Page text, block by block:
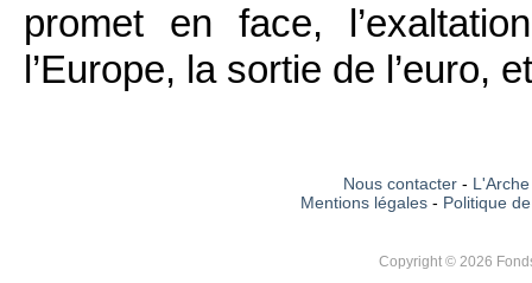
promet en face,
l’Europe, la sortie de l’euro,
Nous contacter-
Mentions légales - Politique
Copyright © 2026